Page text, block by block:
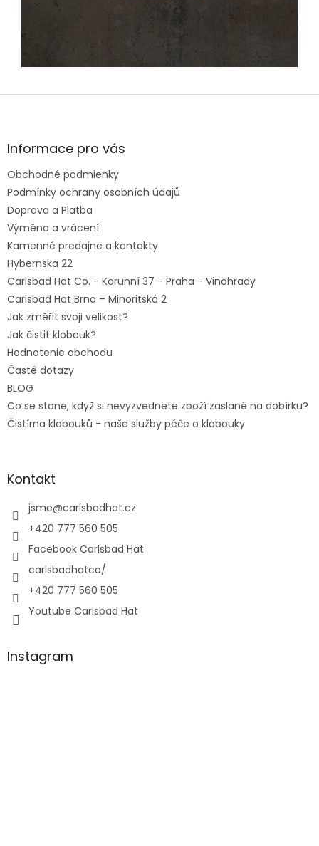
Z
ä
e
Informace pro vás
Obchodné podmienky
Podmínky ochrany osobních údajů
Doprava a Platba
Výměna a vrácení
Kamenné predajne a kontakty
Hybernska 22
Carlsbad Hat Co. - Korunní 37 - Praha - Vinohrady
Carlsbad Hat Brno – Minoritská 2
Jak změřit svoji velikost?
Jak čistit klobouk?
Hodnotenie obchodu
Časté dotazy
BLOG
Co se stane, když si nevyzvednete zboží zaslané na dobírku?
Čistírna klobouků - naše služby péče o klobouky
Kontakt
jsme@carlsbadhat.cz
+420 777 560 505
Facebook Carlsbad Hat
carlsbadhatco/
+420 777 560 505
Youtube Carlsbad Hat
Instagram